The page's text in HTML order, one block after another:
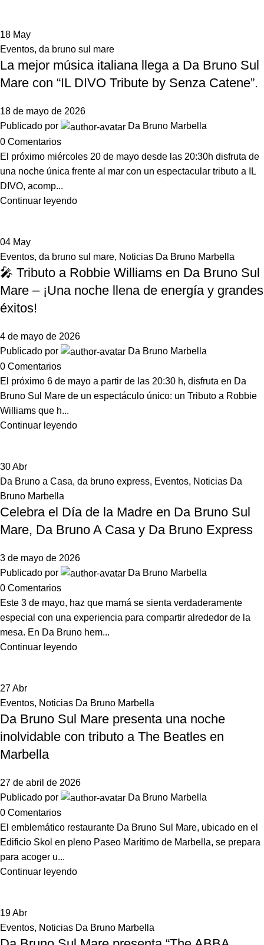
18 May
Eventos, da bruno sul mare
La mejor música italiana llega a Da Bruno Sul
Mare con “IL DIVO Tribute by Senza Catene”.
18 de mayo de 2026
Publicado por
Da Bruno Marbella
0 Comentarios
El próximo miércoles 20 de mayo desde las 20:30h disfruta de
una noche única frente al mar con un espectacular tributo a IL
DIVO, acomp...
Continuar leyendo
04 May
Eventos, da bruno sul mare, Noticias Da Bruno Marbella
🎤 Tributo a Robbie Williams en Da Bruno Sul
Mare – ¡Una noche llena de energía y grandes
éxitos!
4 de mayo de 2026
Publicado por
Da Bruno Marbella
0 Comentarios
El próximo 6 de mayo a partir de las 20:30 h, disfruta en Da
Bruno Sul Mare de un espectáculo único: un Tributo a Robbie
Williams que h...
Continuar leyendo
30Abr
Da Bruno a Casa, da bruno express, Eventos, Noticias Da
Bruno Marbella
Celebra el Día de la Madre en Da Bruno Sul
Mare, Da Bruno A Casa y Da Bruno Express
3 de mayo de 2026
Publicado por
Da Bruno Marbella
0 Comentarios
Este 3 de mayo, haz que mamá se sienta verdaderamente
especial con una experiencia para compartir alrededor de la
mesa. En Da Bruno hem...
Continuar leyendo
27Abr
Eventos, Noticias Da Bruno Marbella
Da Bruno Sul Mare presenta una noche
inolvidable con tributo a The Beatles en
Marbella
27 de abril de 2026
Publicado por
Da Bruno Marbella
0 Comentarios
El emblemático restaurante Da Bruno Sul Mare, ubicado en el
Edificio Skol en pleno Paseo Marítimo de Marbella, se prepara
para acoger u...
Continuar leyendo
19Abr
Eventos, Noticias Da Bruno Marbella